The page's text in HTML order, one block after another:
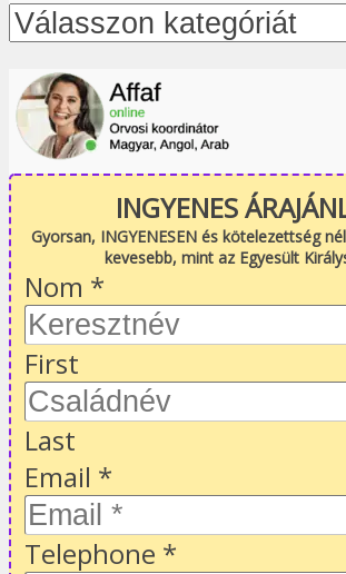
INGYENES
Gyorsan, INGYENESEN és kötelezettség
kevesebb, mint az Egyesült
Nom *
First
Last
Email *
Telephone *